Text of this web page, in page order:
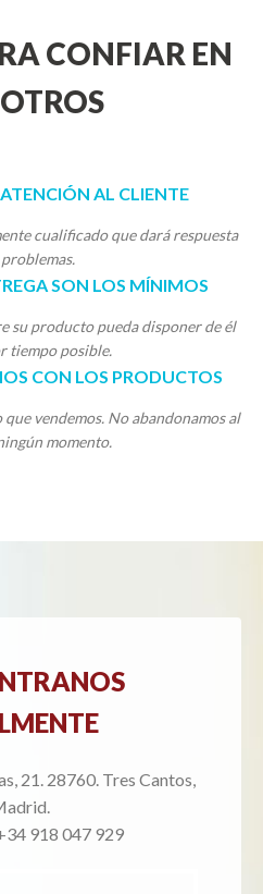
CONFIAR EN
AL CLIENTE
cualificado que dará respuesta
problemas.
SON LOS MÍNIMOS
su producto pueda disponer de él
tiempo posible.
CON LOS PRODUCTOS
vendemos. No abandonamos al
momento.
21. 28760. Tres Cantos,
918 047 929